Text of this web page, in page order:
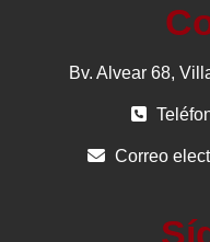
Bv. Alvear 68,
Correo